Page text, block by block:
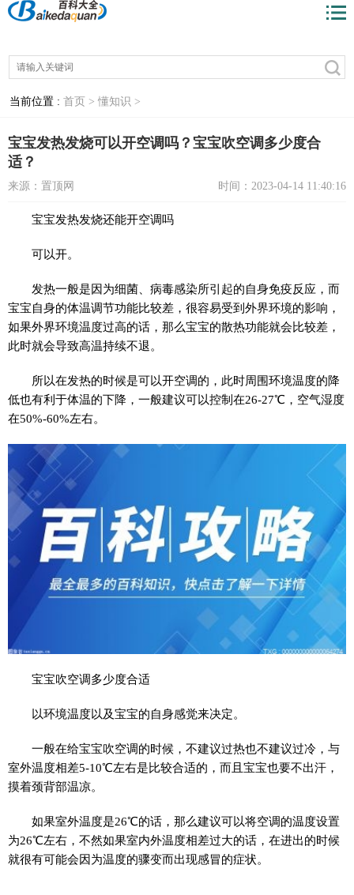
当前位置 : 首页 > 懂知识 >
宝宝发热发烧可以开空调吗？宝宝吹空调多少度合
适？
来源：置顶网 时间：2023-04-14 11:40:16
宝宝发热发烧还能开空调吗
可以开。
发热一般是因为细菌、病毒感染所引起的自身免疫反应，而
宝宝自身的体温调节功能比较差，很容易受到外界环境的影响，
如果外界环境温度过高的话，那么宝宝的散热功能就会比较差，
此时就会导致高温持续不退。
所以在发热的时候是可以开空调的，此时周围环境温度的降
低也有利于体温的下降，一般建议可以控制在26-27℃，空气湿度
在50%-60%左右。
宝宝吹空调多少度合适
以环境温度以及宝宝的自身感觉来决定。
一般在给宝宝吹空调的时候，不建议过热也不建议过冷，与
室外温度相差5-10℃左右是比较合适的，而且宝宝也要不出汗，
摸着颈背部温凉。
如果室外温度是26℃的话，那么建议可以将空调的温度设置
为26℃左右，不然如果室内外温度相差过大的话，在进出的时候
就很有可能会因为温度的骤变而出现感冒的症状。